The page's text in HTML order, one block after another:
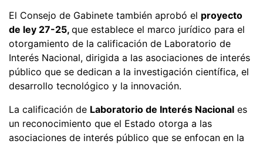
El Consejo de Gabinete también aprobó el proyecto
de ley 27-25, que establece el marco jurídico para el
otorgamiento de la calificación de Laboratorio de
Interés Nacional, dirigida a las asociaciones de interés
público que se dedican a la investigación científica, el
desarrollo tecnológico y la innovación.
La calificación de Laboratorio de Interés Nacional es
un reconocimiento que el Estado otorga a las
asociaciones de interés público que se enfocan en la